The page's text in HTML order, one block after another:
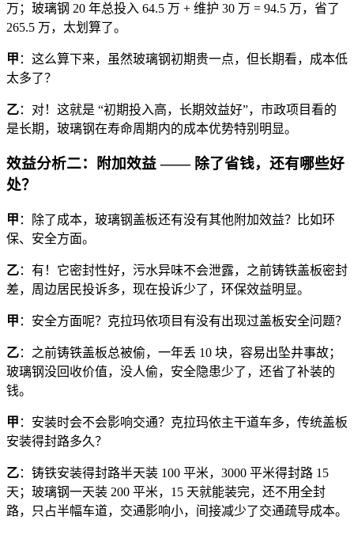
万；玻璃钢 20 年总投入 64.5 万 + 维护 30 万 = 94.5 万，省了
265.5 万，太划算了。
甲 ：这么算下来，虽然玻璃钢初期贵一点，但长期看，成本低
太多了？
乙：对！这就是 “初期投入高，长期效益好”，市政项目看的
是长期，玻璃钢在寿命周期内的成本优势特别明显。
效益分析二：附加效益 —— 除了省钱，还有哪些好
处？
甲 ：除了成本，玻璃钢盖板还有没有其他附加效益？比如环
保、安全方面。
乙：有！它密封性好，污水异味不会泄露，之前铸铁盖板密封
差，周边居民投诉多，现在投诉少了，环保效益明显。
甲 ：安全方面呢？克拉玛依项目有没有出现过盖板安全问题？
乙：之前铸铁盖板总被偷，一年丢 10 块，容易出坠井事故；
玻璃钢没回收价值，没人偷，安全隐患少了，还省了补装的
钱。
甲 ：安装时会不会影响交通？克拉玛依主干道车多，传统盖板
安装得封路多久？
乙：铸铁安装得封路半天装 100 平米，3000 平米得封路 15
天；玻璃钢一天装 200 平米，15 天就能装完，还不用全封
路，只占半幅车道，交通影响小，间接减少了交通疏导成本。